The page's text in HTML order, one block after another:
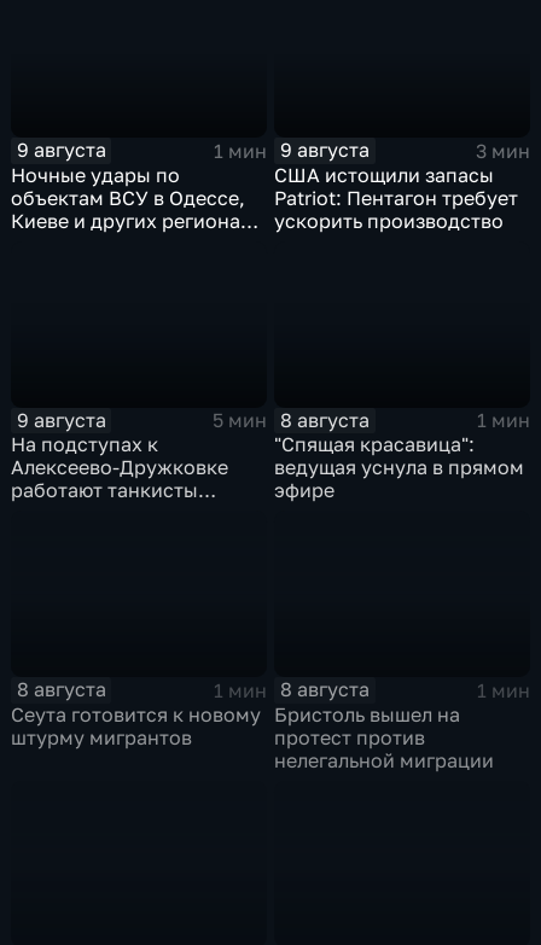
9 августа
1 мин
Ночные удары по
объектам ВСУ в Одессе,
Киеве и других регионах
9 августа
3 мин
США истощили запасы
Patriot: Пентагон требует
ускорить производство
9 августа
5 мин
На подступах к
Алексеево-Дружковке
работают танкисты
8 августа
1 мин
"Спящая красавица":
ведущая уснула в прямом
эфире
8 августа
1 мин
Сеута готовится к новому
штурму мигрантов
8 августа
1 мин
Бристоль вышел на
протест против
нелегальной миграции